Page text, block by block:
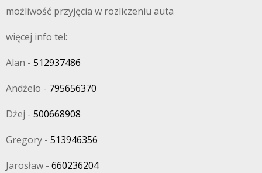
możliwość przyjęcia w rozliczeniu auta
więcej info tel:
Alan - 512937486
Andżelo - 795656370
Dżej - 500668908
Gregory - 513946356
Jarosław - 660236204